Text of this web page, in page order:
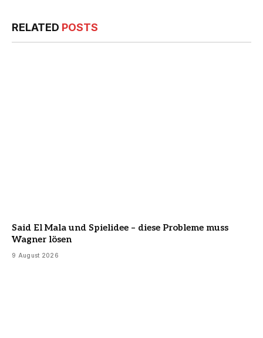
RELATED POSTS
Said El Mala und Spielidee – diese Probleme muss
Wagner lösen
9 August 2026